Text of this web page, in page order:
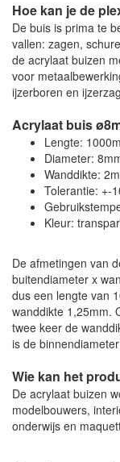
Hoe kan je de
De buis is prima te
vallen: zagen,
de acrylaat buizen
voor
ijzerboren en
Acrylaat buis
Lengte:
Diameter:
Wanddikte:
Tolerantie: +-
Kleur:
De afmetingen van
buitendiameter x
dus een lengte van
wanddikte 1,25mm.
twee keer de
is de
Wie kan het
De acrylaat buizen
modelbouwers,
onderwijs en